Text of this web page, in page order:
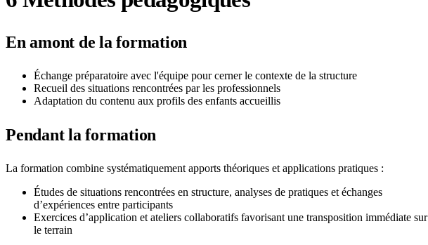
En amont de la formation
Échange préparatoire avec l'équipe pour cerner le contexte de la structure
Recueil des situations rencontrées par les professionnels
Adaptation du contenu aux profils des enfants accueillis
Pendant la formation
La formation combine systématiquement apports théoriques et applications pratiques :
Études de situations rencontrées en structure, analyses de pratiques et échanges
d’expériences entre participants
Exercices d’application et ateliers collaboratifs favorisant une transposition immédiate sur
le terrain